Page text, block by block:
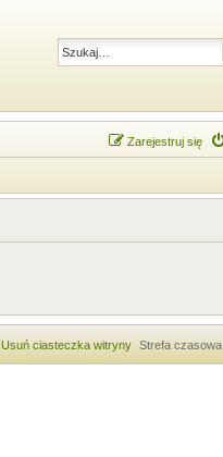
Zarejestruj się
Strefa czasowa
Usuń ciasteczka witryny